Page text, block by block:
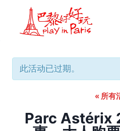
此活动已过期。
« 所有
Parc Astérix